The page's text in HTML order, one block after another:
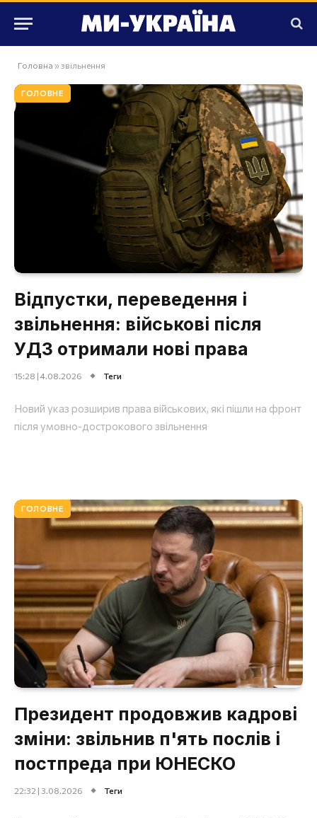
Головна » звільнення
ГОЛОВНЕ
Відпустки, переведення і
звільнення: військові після
УДЗ отримали нові права
15:28 | 4.08.2026 Теги
Новий указ розширив права військових, які пішли на фронт
після умовно-дострокового звільнення
ГОЛОВНЕ
Президент продовжив кадрові
зміни: звільнив п'ять послів і
постпреда при ЮНЕСКО
22:32 | 3.08.2026 Теги